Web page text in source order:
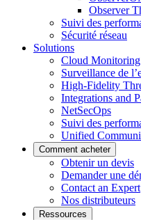
Observer
Suivi des
Sécurité réseau
Solutions
Cloud Monitoring
Surveillance de
High-Fidelity
Integrations and
NetSecOps
Suivi des
Unified
Comment acheter
Obtenir un devis
Demander une
Contact an Expert
Nos distributeurs
Ressources